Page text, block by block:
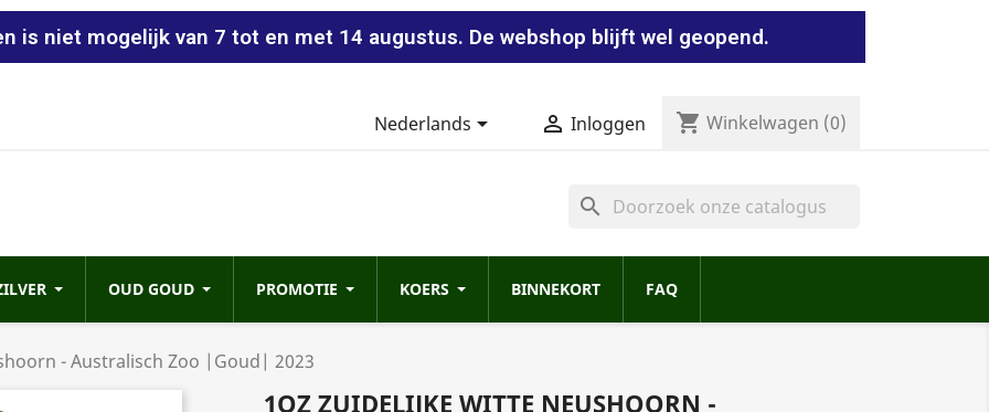
is niet mogelijk van 7 tot en met 14 augustus. De webshop blijft wel geopend.
Nederlands  Inloggen shopping_cart Winkelwagen (0)
search
OUD GOUD PROMOTIE KOERS BINNEKORT FAQ
- Australisch Zoo |Goud| 2023
1OZ ZUIDELIJKE WITTE NEUSHOORN -